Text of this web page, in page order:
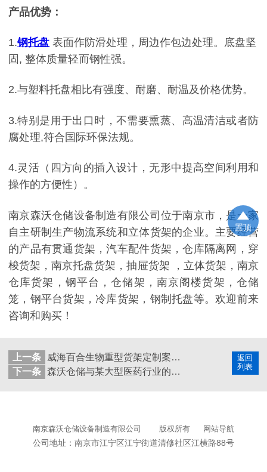
产品优势：
1.钢托盘 表面作防滑处理，周边作包边处理。底盘坚
固 , 整体质量轻而钢性强。
2.与塑料托盘相比有强度、耐磨、耐温及价格优势。
3.特别是用于出口时，不需要熏蒸、高温清洁或者防
腐处理,符合国际环保法规。
4.灵活（四方向的插入设计，无形中提高空间利用和
操作的方便性）。
南京森沃仓储设备制造有限公司位于南京市，是一家
自主研制生产物流系统和立体货架的企业。主要经营
的产品有贯通货架，汽车配件货架，仓库隔离网，穿
梭货架，南京托盘货架，抽屉货架 ，立体货架，南京
仓库货架，钢平台，仓储架，南京阁楼货架，仓储
笼，钢平台货架，冷库货架，钢制托盘等。欢迎前来
咨询和购买！
返回
列表
上一条
威海百合生物重型货架定制案例！
下一条
森沃仓储与某大型医药行业的合作案例-钢托盘
置顶
南京森沃仓储设备制造有限公司 版权所有
网站导航
公司地址：南京市江宁区江宁街道清修社区江横路88号